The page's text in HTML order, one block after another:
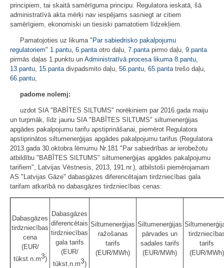
principiem, tai skaitā samērīguma principu. Regulatora ieskatā, šā
administratīvā akta mērķi nav iespējams sasniegt ar citiem
samērīgiem, ekonomiski un tiesiski pamatotiem līdzekļiem.
Pamatojoties uz likuma "Par sabiedrisko pakalpojumu
regulatoriem" 1.pantu 6.panta otro daļu, 7.panta pirmo daļu, 9.panta
pirmās daļas 1.punktu un Administratīvā procesa likuma 8.pantu
13.pantu 15.panta divpadsmito daļu, 56.pantu 65.panta trešo daļu,
66.pantu
padome nolemj:
uzdot SIA "BABĪTES SILTUMS" norēķiniem par 2016.gada maiju
un turpmāk, līdz jaunu SIA "BABĪTES SILTUMS" siltumenerģijas
apgādes pakalpojumu tarifu apstiprināšanai, piemērot Regulatora
apstiprinātos siltumenerģijas apgādes pakalpojumu tarifus (Regulatora
2013.gada 30.oktobra lēmumu Nr.181 "Par sabiedrības ar ierobežotu
atbildību "BABĪTES SILTUMS" siltumenerģijas apgādes pakalpojumu
tarifiem", Latvijas Vēstnesis, 2013, 191.nr.), atbilstoši piemērojamam
AS "Latvijas Gāze" dabasgāzes diferencētajam tirdzniecības gala
tarifam atkarībā no dabasgāzes tirdzniecības cenas:
Dabasgāzes
tirdzniecības
cena
(EUR/
tūkst.n.m3)
Dabasgāzes
diferencētais
tirdzniecības
gala tarifs
(EUR/
tūkst.n.m3)
Siltumenerģijas
ražošanas
tarifs
(EUR/MWh)
Siltumenerģijas
pārvades un
sadales tarifs
(EUR/MWh)
tarifs
(EUR/MWh)